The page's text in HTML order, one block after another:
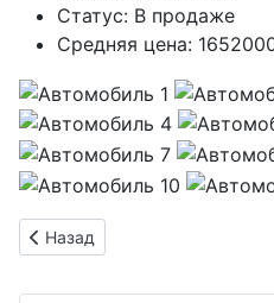
Статус: В продаже
Средняя цена:
Предыдущий: Продаётся
Назад